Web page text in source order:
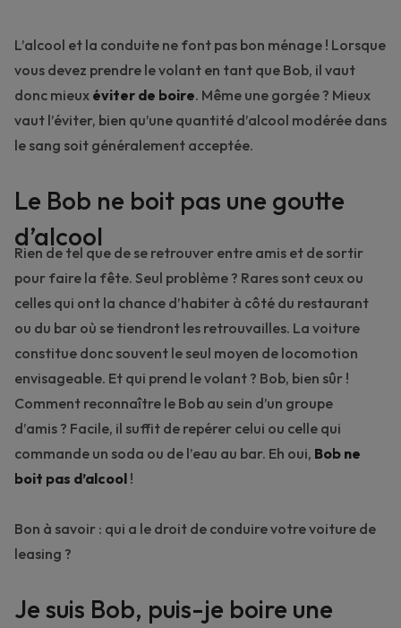
L’alcool et la conduite ne font pas bon ménage ! Lorsque
vous devez prendre le volant en tant que Bob, il vaut
donc mieux éviter de boire. Même une gorgée ? Mieux
vaut l’éviter, bien qu’une quantité d’alcool modérée dans
le sang soit généralement acceptée.
Le Bob ne boit pas une goutte
d’alcool
Rien de tel que de se retrouver entre amis et de sortir
pour faire la fête. Seul problème ? Rares sont ceux ou
celles qui ont la chance d’habiter à côté du restaurant
ou du bar où se tiendront les retrouvailles. La voiture
constitue donc souvent le seul moyen de locomotion
envisageable. Et qui prend le volant ? Bob, bien sûr !
Comment reconnaître le Bob au sein d’un groupe
d’amis ? Facile, il suffit de repérer celui ou celle qui
commande un soda ou de l’eau au bar. Eh oui, Bob ne
boit pas d’alcool !
Bon à savoir : qui a le droit de conduire votre voiture de
leasing ?
Je suis Bob, puis-je boire une